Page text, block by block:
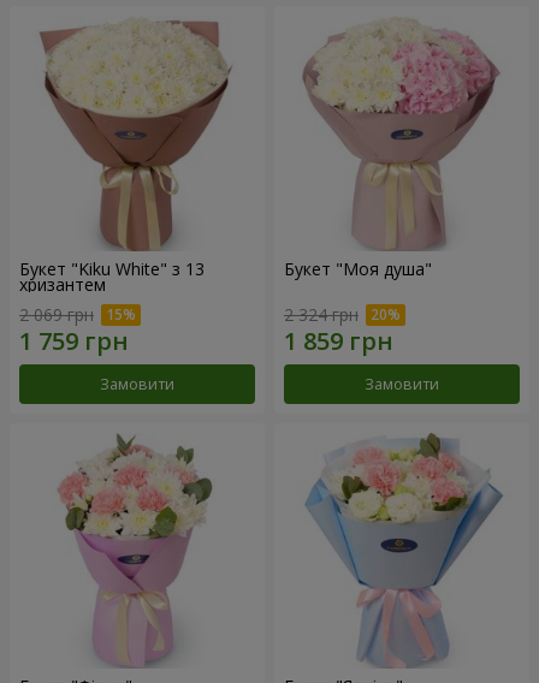
Букет "Kiku White" з 13
хризантем
2 069 грн
Замовити
Букет "Моя душа"
2 324 грн
Замовити